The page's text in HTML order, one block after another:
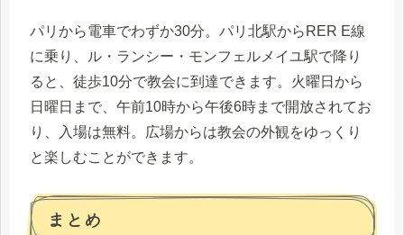
パリから電車でわずか30分。パリ北駅からRER E線
に乗り、ル・ランシー・モンフェルメイユ駅で降り
ると、徒歩10分で教会に到達できます。火曜日から
日曜日まで、午前10時から午後6時まで開放されてお
り、入場は無料。広場からは教会の外観をゆっくり
と楽しむことができます。
まとめ